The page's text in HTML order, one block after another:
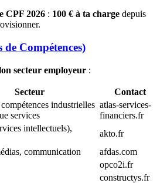
CPF 2026 : 100 € à ta charge depuis
Compétences)
secteur employeur :
Secteur
Contact
industrielles
services
atlas-services-
financiers.fr
intellectuels),
akto.fr
communication
afdas.com
opco2i.fr
constructys.fr